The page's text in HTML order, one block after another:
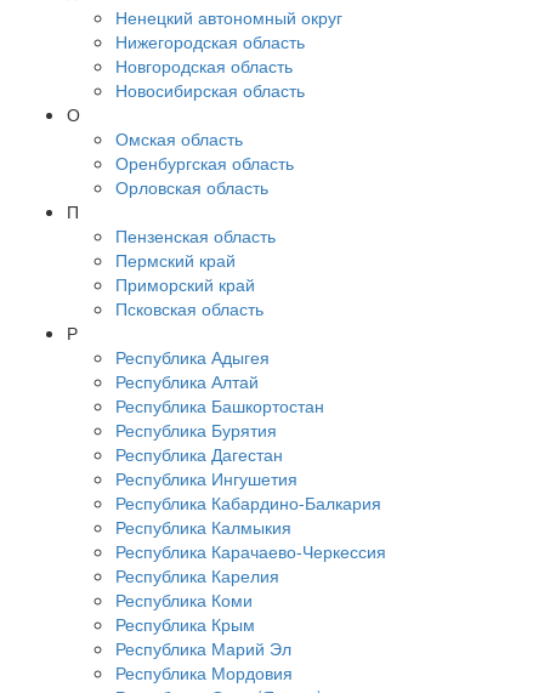
Ненецкий автономный округ
Нижегородская область
Новгородская область
Новосибирская область
О
Омская область
Оренбургская область
Орловская область
П
Пензенская область
Пермский край
Приморский край
Псковская область
Р
Республика Адыгея
Республика Алтай
Республика Башкортостан
Республика Бурятия
Республика Дагестан
Республика Ингушетия
Республика Кабардино-Балкария
Республика Калмыкия
Республика Карачаево-Черкессия
Республика Карелия
Республика Коми
Республика Крым
Республика Марий Эл
Республика Мордовия